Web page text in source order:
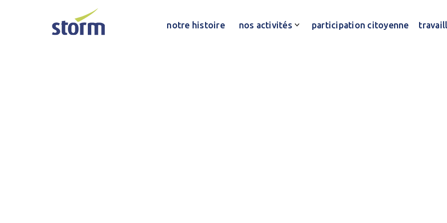
notre histoire nos activités participation citoyenne